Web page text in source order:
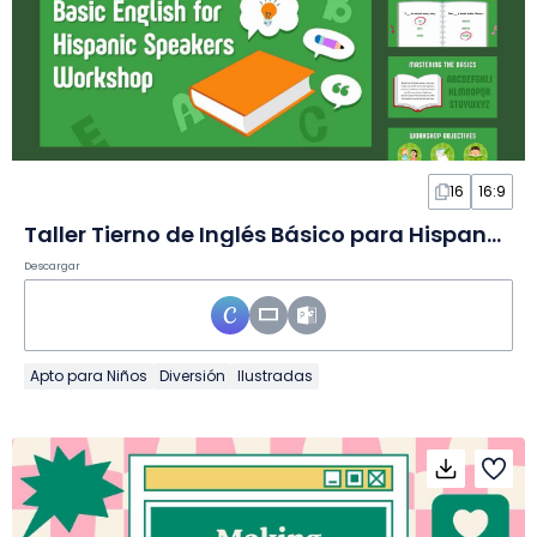
16 16:9
Taller Tierno de Inglés Básico para Hispanohablantes en Diapositivas
Descargar
Apto para Niños Diversión Ilustradas